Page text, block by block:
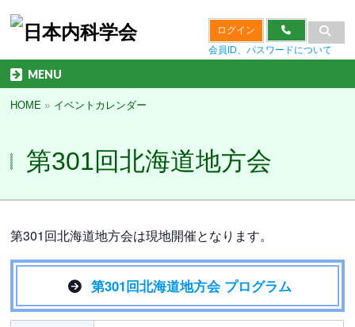
ログイン
会員ID、パスワードについて
MENU
HOME » イベントカレンダー
第301回北海道地方会
第301回北海道地方会は現地開催となります。
第301回北海道地方会 プログラム